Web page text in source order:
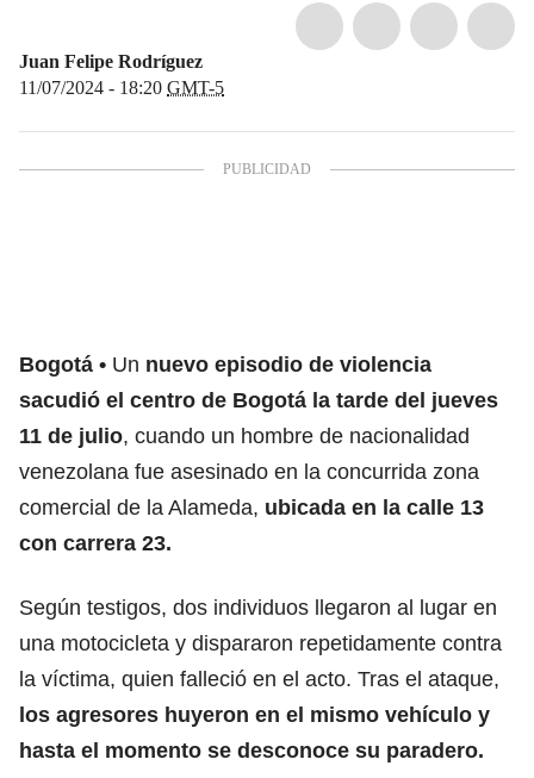
Juan Felipe Rodríguez
11/07/2024 - 18:20 GMT-5
Bogotá Un nuevo episodio de violencia
sacudió el centro de Bogotá la tarde del jueves
11 de julio, cuando un hombre de nacionalidad
venezolana fue asesinado en la concurrida zona
comercial de la Alameda, ubicada en la calle 13
con carrera 23.
Según testigos, dos individuos llegaron al lugar en
una motocicleta y dispararon repetidamente contra
la víctima, quien falleció en el acto. Tras el ataque,
los agresores huyeron en el mismo vehículo y
hasta el momento se desconoce su paradero.